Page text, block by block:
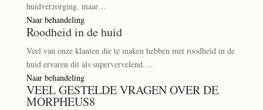
huidverzorging. maar…
Naar behandeling
Roodheid in de huid
Veel van onze klanten die te maken hebben met roodheid in de
huid ervaren dit als supervervelend.…
Naar behandeling
VEEL GESTELDE VRAGEN OVER DE
MORPHEUS8